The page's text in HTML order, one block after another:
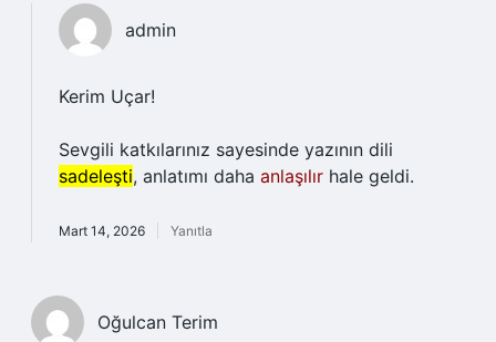
admin
Kerim Uçar!
Sevgili katkılarınız sayesinde yazının dili
sadeleşti, anlatımı daha anlaşılır hale geldi.
Mart 14, 2026 Yanıtla
Oğulcan Terim